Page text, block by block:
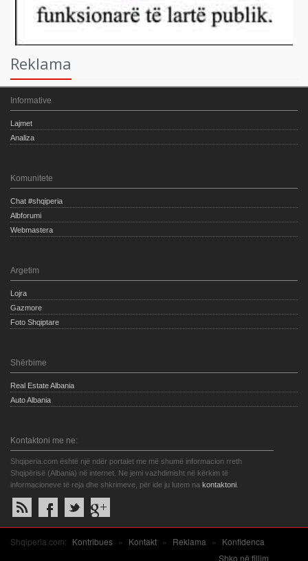
Reklama
Informative
Lajmet
Analiza
Komunitete
Chat #shqiperia
Albforumi
Webmastera
Argetim
Lojra
Gazmore
Foto Shqiptare
Shërbime
Real Estate Albania
Auto Albania
Kontaktoni me ne:
Shqiperia.com është një ndër portalet me më shumë informacion rreth
Shqipërisë (Albania) në internet. Ne jemi vazhdimisht në kërkim të
informacioneve të reja dhe shkrimeve, për ide ju lutem na kontaktoni
Shqiperia.com: Kontribues » Kontakt » Reklama »
Konfidenca
Shko në fillim